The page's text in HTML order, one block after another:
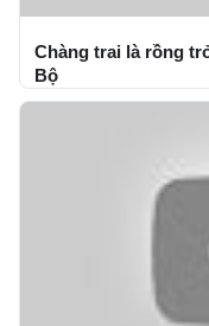
Chàng trai là rồng
Bộ